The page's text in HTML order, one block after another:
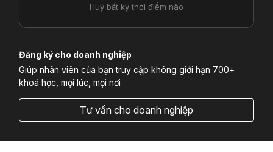
Huỷ bất kỳ thời điểm nào
Đăng ký cho doanh nghiệp
Giúp nhân viên của bạn truy cập không giới hạn 700+
khoá học, mọi lúc, mọi nơi
Tư vấn cho doanh nghiệp